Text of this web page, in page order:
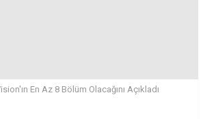
En Az 8 Bölüm Olacağını Açıkladı